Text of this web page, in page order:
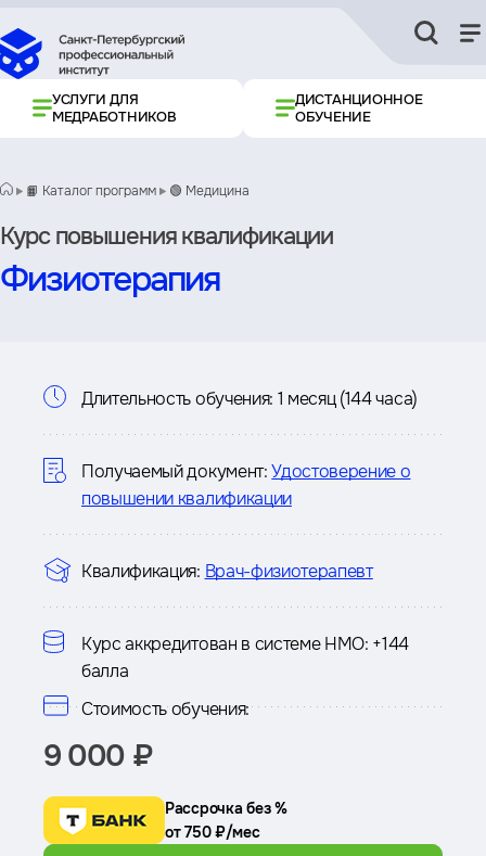
УСЛУГИ ДЛЯ
МЕДРАБОТНИКОВ
ДИСТАНЦИОННОЕ
ОБУЧЕНИЕ
📙 Каталог программ 🟢 Медицина
Курс повышения квалификации
Физиотерапия
Информация
о
курсе
Длительность обучения: 1 месяц (144 часа)
Получаемый документ: Удостоверение о
повышении квалификации
Квалификация: Врач-физиотерапевт
Курс аккредитован в системе НМО: +144
балла
Стоимость обучения:
9 000 ₽
Рассрочка без %
от 750 ₽/мес